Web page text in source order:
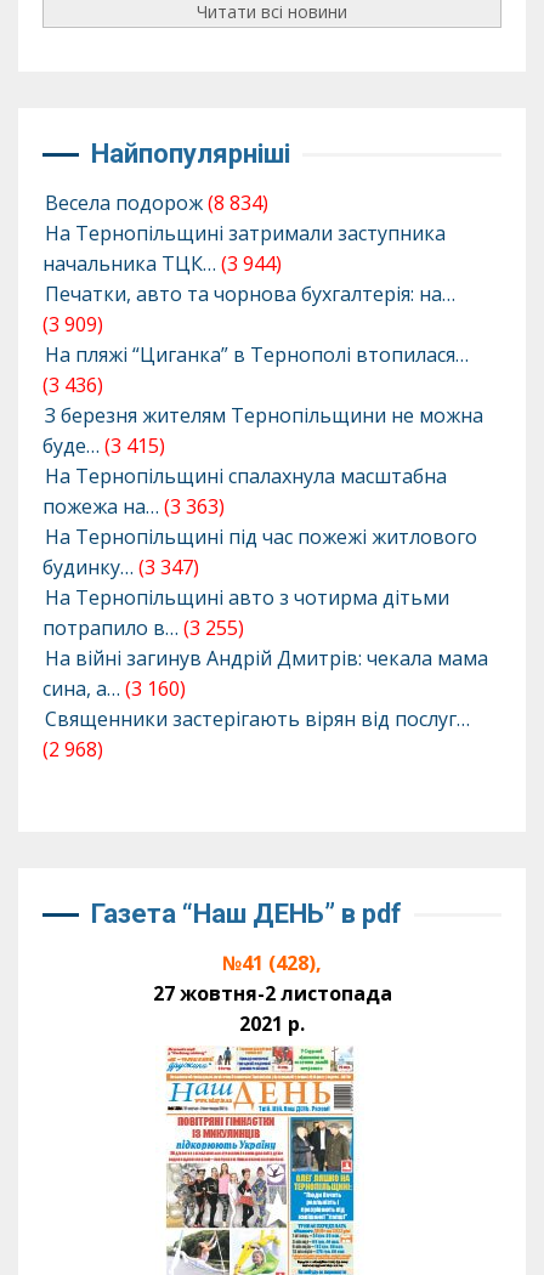
Читати всі новини
Найпопулярніші
Весела подорож(8 834)
На Тернопільщині затримали заступника
начальника ТЦК… (3 944)
Печатки, авто та чорнова бухгалтерія: на…
(3 909)
На пляжі “Циганка” в Тернополі втопилася…
(3 436)
З березня жителям Тернопільщини не можна
буде… (3 415)
На Тернопільщині спалахнула масштабна
пожежа на… (3 363)
На Тернопільщині під час пожежі житлового
будинку… (3 347)
На Тернопільщині авто з чотирма дітьми
потрапило в… (3 255)
На війні загинув Андрій Дмитрів: чекала мама
сина, а… (3 160)
Священники застерігають вірян від послуг…
(2 968)
Газета “Наш ДЕНЬ” в pdf
№41 (428),
27 жовтня-2 листопада
2021 р.